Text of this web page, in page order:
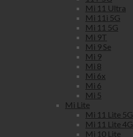
Mi 11 Ultra
Mi 11i 5G
Mi 11 5G
Mi 9T
Mi 9 Se
Mi 9
Mi 8
Mi 6x
Mi 6
Mi 5
Mi Lite
Mi 11 Lite 5G
Mi 11 Lite 4G
Mi 10 Lite